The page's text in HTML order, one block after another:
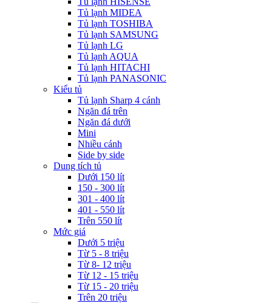
Tủ lạnh MIDEA
Tủ lạnh TOSHIBA
Tủ lạnh SAMSUNG
Tủ lạnh LG
Tủ lạnh AQUA
Tủ lạnh HITACHI
Tủ lạnh PANASONIC
Kiểu tủ
Tủ lạnh Sharp 4 cánh
Ngăn đá trên
Ngăn đá dưới
Mini
Nhiều cánh
Side by side
Dung tích tủ
Dưới 150 lít
150 - 300 lít
301 - 400 lít
401 - 550 lít
Trên 550 lít
Mức giá
Dưới 5 triệu
Từ 5 - 8 triệu
Từ 8- 12 triệu
Từ 12 - 15 triệu
Từ 15 - 20 triệu
Trên 20 triệu